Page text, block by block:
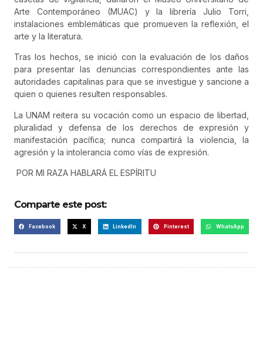
Arte Contemporáneo (MUAC) y la librería Julio Torri,
instalaciones emblemáticas que promueven la reflexión, el
arte y la literatura.
Tras los hechos, se inició con la evaluación de los daños
para presentar las denuncias correspondientes ante las
autoridades capitalinas para que se investigue y sancione a
quien o quienes resulten responsables.
La UNAM reitera su vocación como un espacio de libertad,
pluralidad y defensa de los derechos de expresión y
manifestación pacífica; nunca compartirá la violencia, la
agresión y la intolerancia como vías de expresión.
POR MI RAZA HABLARÁ EL ESPÍRITU
Comparte este post:
Facebook X LinkedIn Pinterest WhatsApp